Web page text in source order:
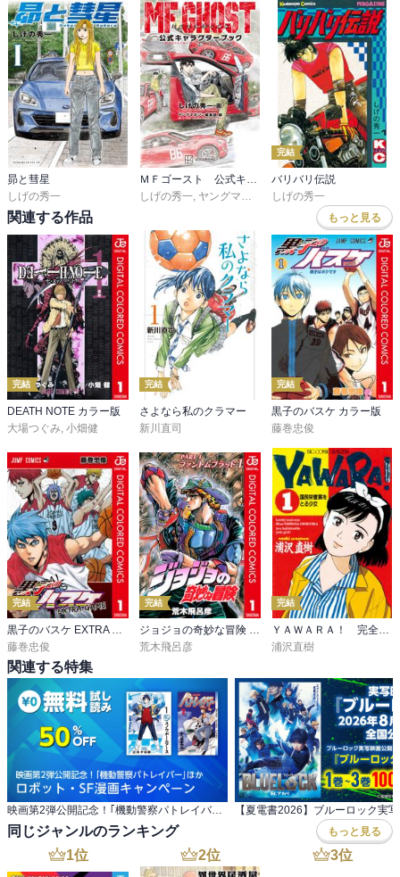
昴と彗星
しげの秀一
しげの秀一 ヤングマガジン編集部
完結
バリバリ伝説
しげの秀一
関連する作品 もっと見る
完結
DEATH NOTE カラー版
大場つぐみ, 小畑健
完結
さよなら私のクラマー
新川直司
完結
黒子のバスケ カラー版
藤巻忠俊
完結
藤巻忠俊
完結
荒木飛呂彦
完結
浦沢直樹
関連する特集
映画第2弾公開記念！｢機動警察パトレイバー｣ほか ロボット・SF漫画キャンペーン
同じジャンルのランキング もっと見る
1位 2位 3位